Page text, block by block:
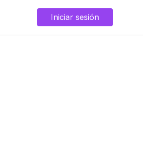
Iniciar sesión